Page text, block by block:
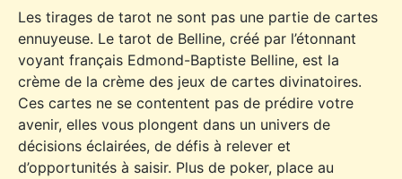
Les tirages de tarot ne sont pas une partie de cartes
ennuyeuse. Le tarot de Belline, créé par l’étonnant
voyant français Edmond-Baptiste Belline, est la
crème de la crème des jeux de cartes divinatoires.
Ces cartes ne se contentent pas de prédire votre
avenir, elles vous plongent dans un univers de
décisions éclairées, de défis à relever et
d’opportunités à saisir. Plus de poker, place au